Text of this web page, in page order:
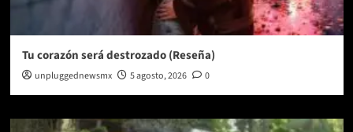
Tu corazón será destrozado (Reseña)
unpluggednewsmx 5 agosto, 2026 0